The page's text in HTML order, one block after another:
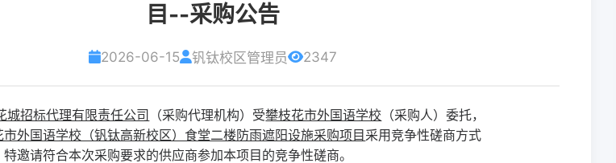
目--采购公告
2026-06-15 钒钛校区管理员 2347
城招标代理有限责任公司 （采购代理机构）受攀枝花市外国语学校 （采购人）委托，
市外国语学校（钒钛高新校区）食堂二楼防雨遮阳设施采购项目 采用竞争性磋商方式
邀请符合本次采购要求的供应商参加本项目的竞争性磋商。